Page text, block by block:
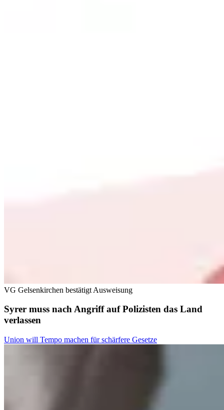
VG Gelsenkirchen bestätigt Ausweisung
Syrer muss nach Angriff auf Polizisten das Land
verlassen
Union will Tempo machen für schärfere Gesetze